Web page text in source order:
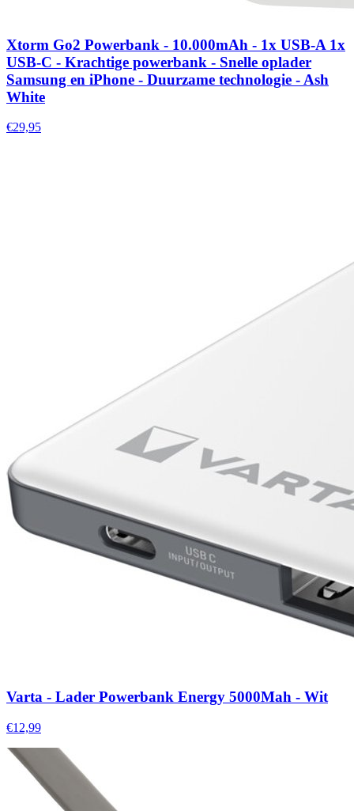
Xtorm Go2 Powerbank - 10.000mAh - 1x USB-A 1x
USB-C - Krachtige powerbank - Snelle oplader
Samsung en iPhone - Duurzame technologie - Ash
White
€29,95
Varta - Lader Powerbank Energy 5000Mah - Wit
€12,99